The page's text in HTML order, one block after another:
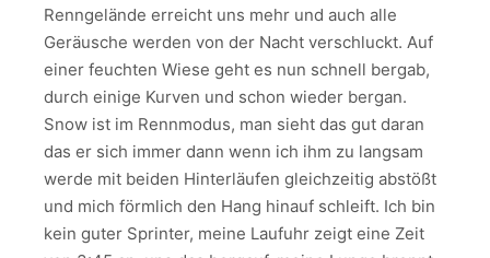
Renngelände erreicht uns mehr und auch alle
Geräusche werden von der Nacht verschluckt. Auf
einer feuchten Wiese geht es nun schnell bergab,
durch einige Kurven und schon wieder bergan.
Snow ist im Rennmodus, man sieht das gut daran
das er sich immer dann wenn ich ihm zu langsam
werde mit beiden Hinterläufen gleichzeitig abstößt
und mich förmlich den Hang hinauf schleift. Ich bin
kein guter Sprinter, meine Laufuhr zeigt eine Zeit